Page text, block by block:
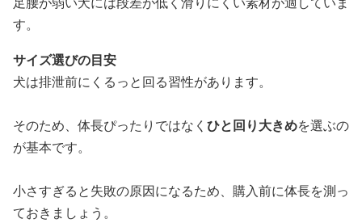
す。
サイズ選びの目安
犬は排泄前にくるっと回る習性があります。
そのため、体長ぴったりではなく ひと回り大きめを選ぶの
が基本です。
小さすぎると失敗の原因になるため、購入前に体長を測っ
ておきましょう。